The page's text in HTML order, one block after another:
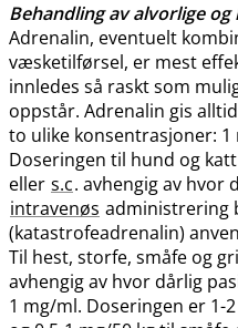
Behandling av alvorlige
Adrenalin, eventuelt
væsketilførsel, er mest
innledes så raskt som
oppstår. Adrenalin gis
to ulike konsentrasjoner: 1
Doseringen til hund og
eller s.c. avhengig av hvor
intravenøs administrering
(katastrofeadrenalin)
Til hest, storfe, småfe og
avhengig av hvor dårlig
1 mg​/​ml. Doseringen er 1-